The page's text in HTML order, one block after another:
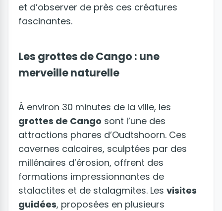
et d’observer de près ces créatures
fascinantes.
Les grottes de Cango : une
merveille naturelle
À environ 30 minutes de la ville, les
grottes de Cango sont l’une des
attractions phares d’Oudtshoorn. Ces
cavernes calcaires, sculptées par des
millénaires d’érosion, offrent des
formations impressionnantes de
stalactites et de stalagmites. Les visites
guidées, proposées en plusieurs